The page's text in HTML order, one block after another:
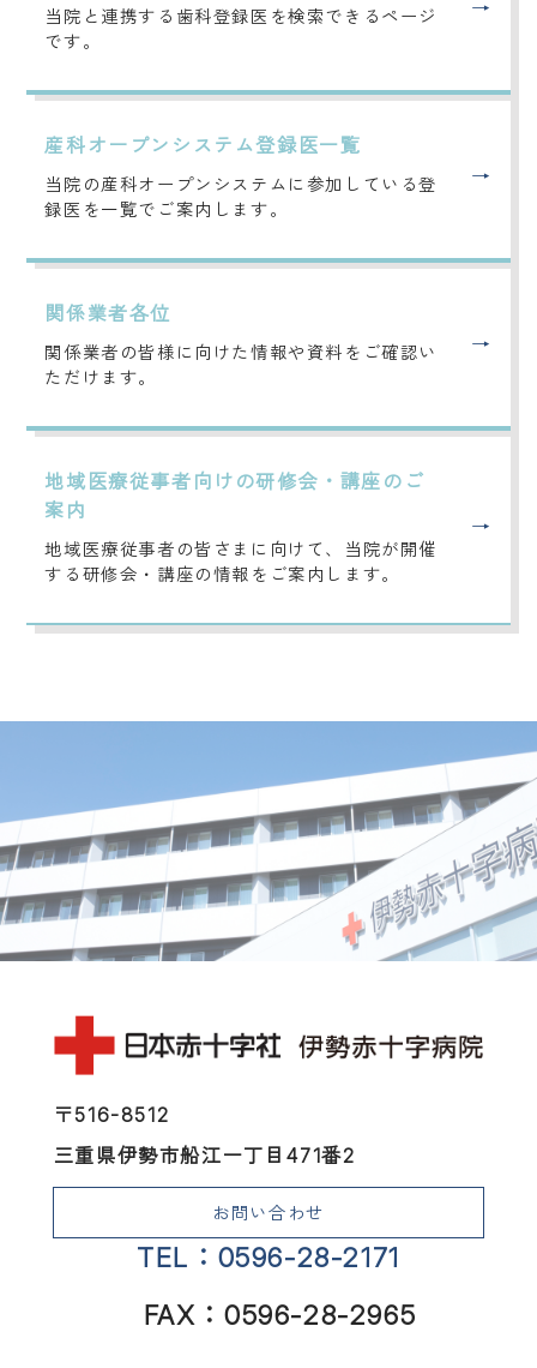
当院と連携する歯科登録医を検索できるページ
です。
産科オープンシステム登録医一覧
当院の産科オープンシステムに参加している登
録医を一覧でご案内します。
関係業者各位
関係業者の皆様に向けた情報や資料をご確認い
ただけます。
地域医療従事者向けの研修会・講座のご
案内
地域医療従事者の皆さまに向けて、当院が開催
する研修会・講座の情報をご案内します。
〒516-8512
三重県伊勢市船江一丁目471番2
お問い合わせ
TEL：0596-28-2171
FAX：0596-28-2965